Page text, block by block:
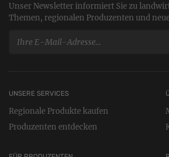
Unser Newsletter informiert Sie zu
Themen, regionalen Produzenten und
UNSERE SERVICES
Regionale Produkte kaufen
Produzenten entdecken